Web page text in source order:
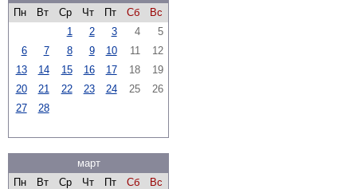
Пн
Вт Ср Чт Пт Сб
Вс
1
2 3 4
5
6
7 8 9 10 11
12
13
14 15 16 17 18
19
20
21 22 23 24 25
26
27
28
март
Пн
Вт Ср Чт Пт Сб
Вс